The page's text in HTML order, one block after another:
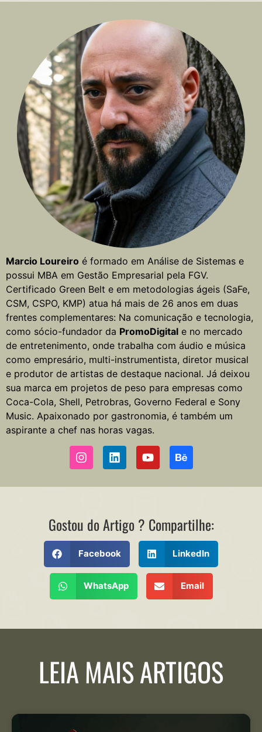
Marcio Loureiro é formado em Análise de Sistemas e
possui MBA em Gestão Empresarial pela FGV.
Certificado Green Belt e em metodologias ágeis (SaFe,
CSM, CSPO, KMP) atua há mais de 26 anos em duas
frentes complementares: Na comunicação e tecnologia,
como sócio-fundador da PromoDigital e no mercado
de entretenimento, onde trabalha com áudio e música
como empresário, multi-instrumentista, diretor musical
e produtor de artistas de destaque nacional. Já deixou
sua marca em projetos de peso para empresas como
Coca-Cola, Shell, Petrobras, Governo Federal e Sony
Music. Apaixonado por gastronomia, é também um
aspirante a chef nas horas vagas.
Gostou do Artigo ? Compartilhe:
Facebook LinkedIn
WhatsApp Email
LEIA MAIS ARTIGOS